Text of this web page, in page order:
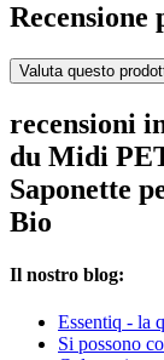
Recensione
Valuta questo
recensioni
du Midi
Saponette
Bio
Il nostro blog:
Essentiq - la
Si possono